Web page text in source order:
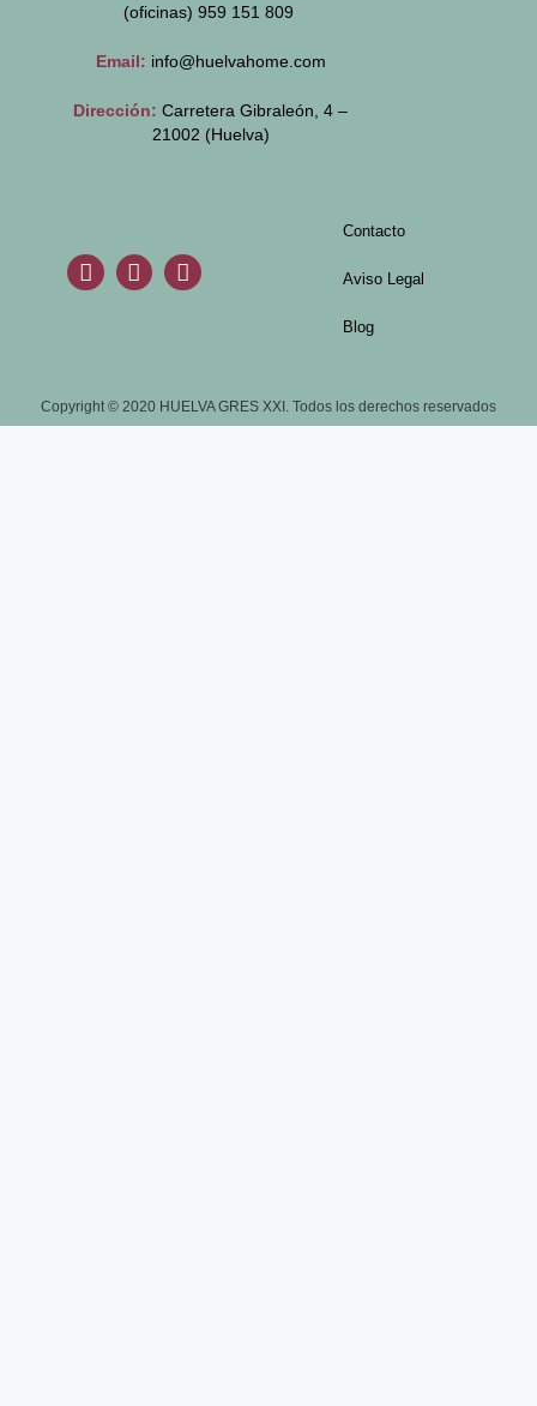
(oficinas) 959 151 809
Email: info@huelvahome.com
Dirección: Carretera Gibraleón, 4 –
21002 (Huelva)
Contacto
Aviso Legal
Blog
Copyright © 2020 HUELVA GRES XXI. Todos los derechos reservados